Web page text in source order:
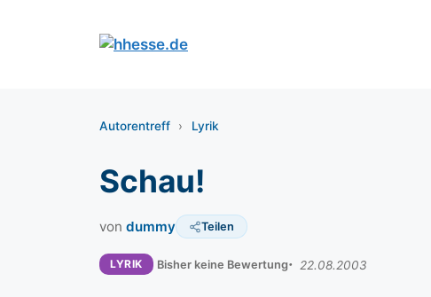
Autorentreff › Lyrik
Schau!
von dummy Teilen
LYRIK Bisher keine Bewertung 22.08.2003